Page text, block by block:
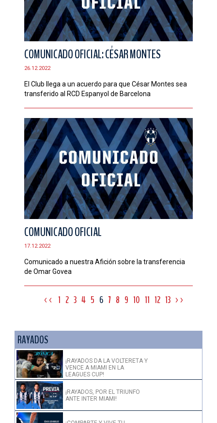
COMUNICADO OFICIAL: CÉSAR MONTES
26.12.2022
El Club llega a un acuerdo para que César Montes sea
transferido al RCD Espanyol de Barcelona
COMUNICADO OFICIAL
17.12.2022
Comunicado a nuestra Afición sobre la transferencia
de Omar Govea
<< 1 2 3 4 5 6 7 8 9 10 11 12 13 >>
RAYADOS
¡RAYADOS DA LA VOLTERETA Y
VENCE A MIAMI EN LA
LEAGUES CUP!
¡RAYADOS, POR EL TRIUNFO
ANTE INTER MIAMI!